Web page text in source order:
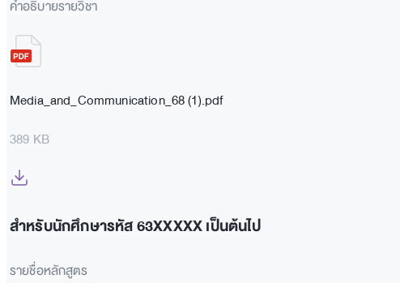
คำอธิบายรายวิชา
Media_and_Communication_68 (1).pdf
389 KB
สำหรับนักศึกษารหัส 63XXXXX เป็นต้นไป
รายชื่อหลักสูตร